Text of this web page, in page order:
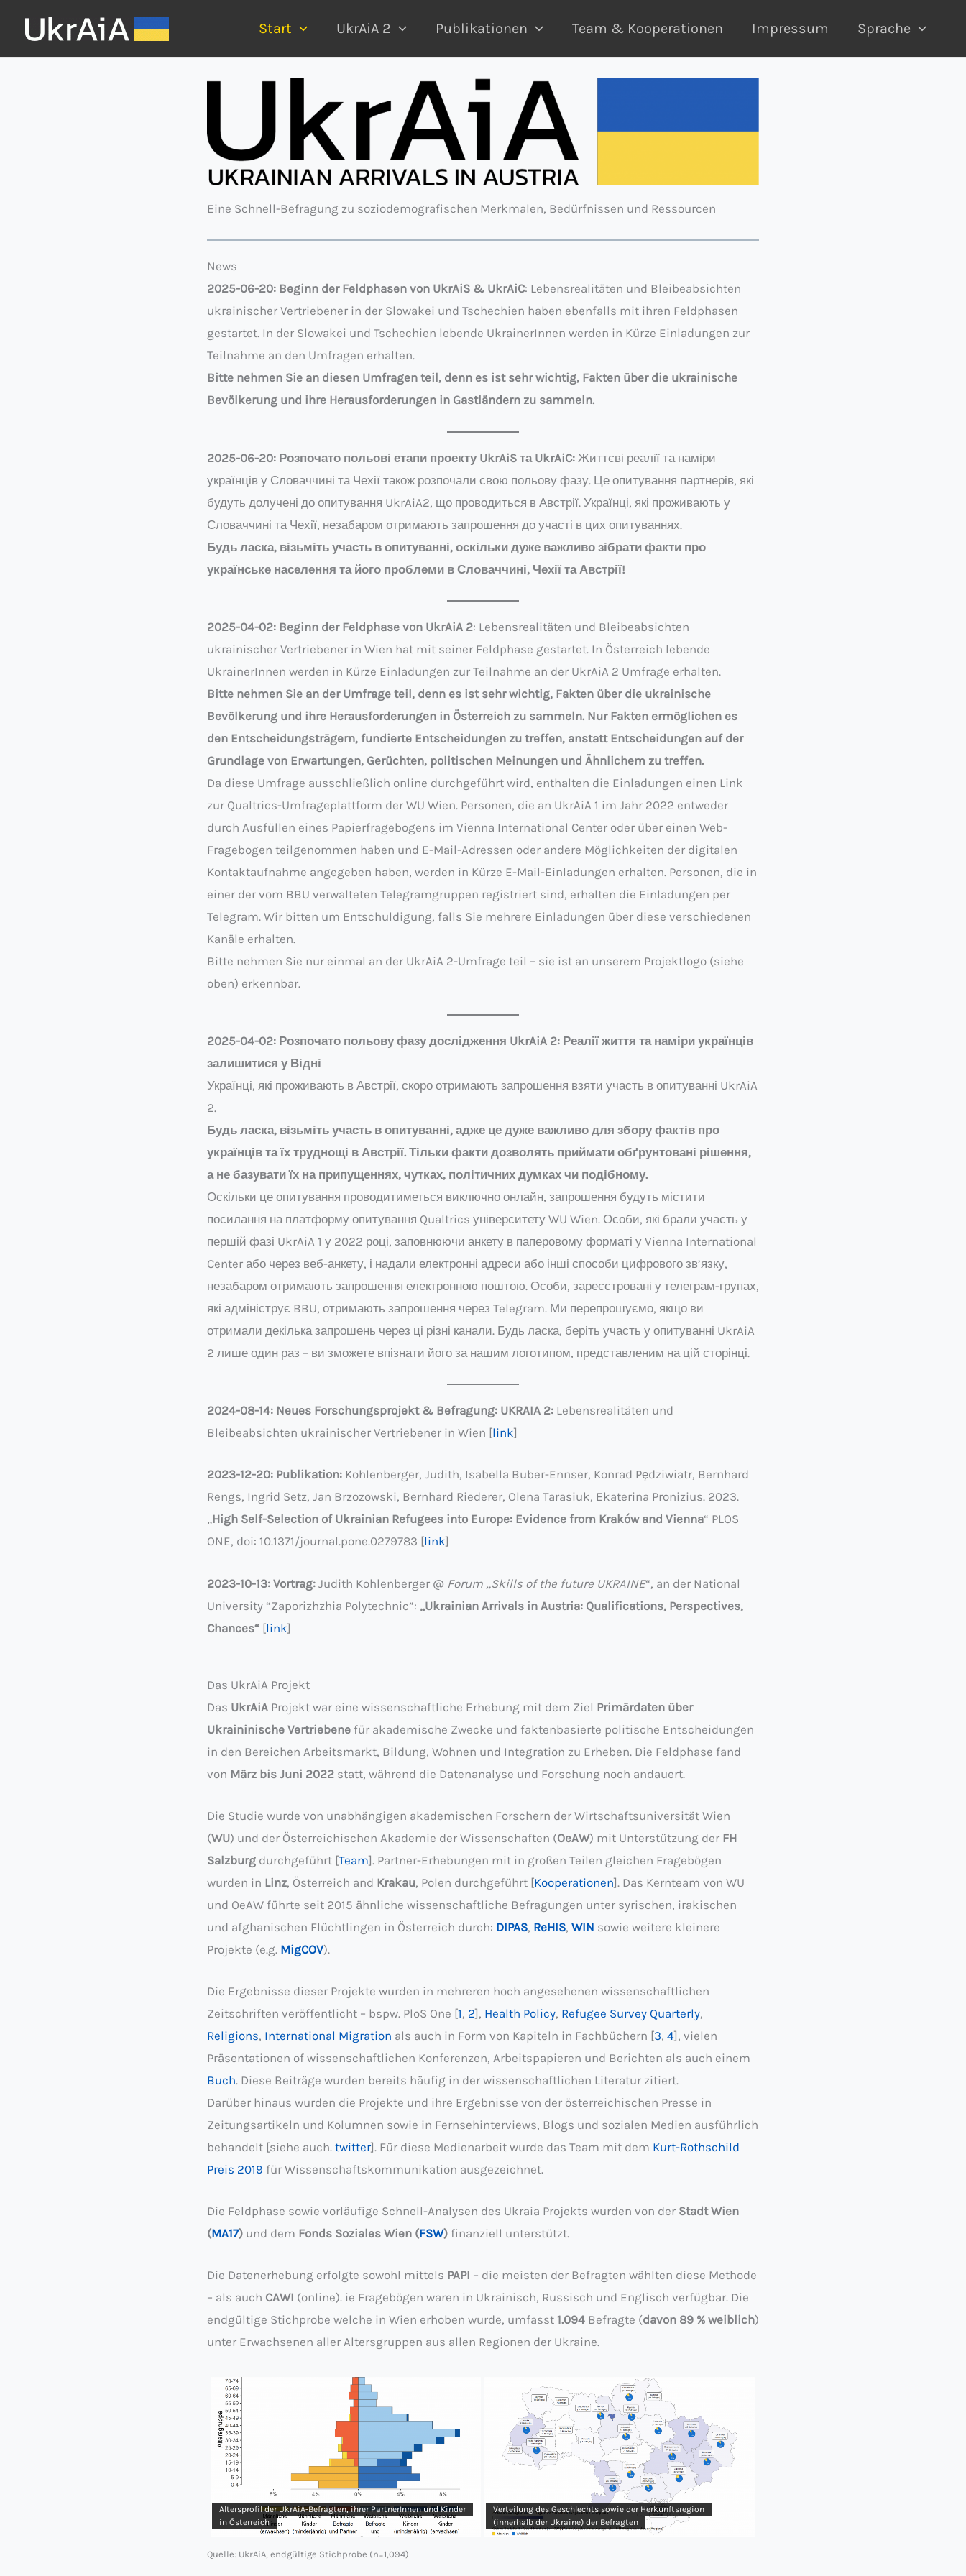
content
Start UkrAiA 2 Publikationen Team & Kooperationen Impressum Sprache
Eine Schnell-Befragung zu soziodemografischen Merkmalen, Bedürfnissen und Ressourcen
News
2025-06-20: Beginn der Feldphasen von UkrAiS & UkrAiC: Lebensrealitäten und Bleibeabsichten
ukrainischer Vertriebener in der Slowakei und Tschechien haben ebenfalls mit ihren Feldphasen
gestartet. In der Slowakei und Tschechien lebende UkrainerInnen werden in Kürze Einladungen zur
Teilnahme an den Umfragen erhalten.
Bitte nehmen Sie an diesen Umfragen teil, denn es ist sehr wichtig, Fakten über die ukrainische
Bevölkerung und ihre Herausforderungen in Gastländern zu sammeln.
2025-06-20: Розпочато польові етапи проекту UkrAiS та UkrAiC: Життєві реалії та наміри
українців у Словаччині та Чехії також розпочали свою польову фазу. Це опитування партнерів, які
будуть долучені до опитування UkrAiA2, що проводиться в Австрії. Українці, які проживають у
Словаччині та Чехії, незабаром отримають запрошення до участі в цих опитуваннях.
Будь ласка, візьміть участь в опитуванні, оскільки дуже важливо зібрати факти про
українське населення та його проблеми в Словаччині, Чехії та Австрії!
2025-04-02: Beginn der Feldphase von UkrAiA 2: Lebensrealitäten und Bleibeabsichten
ukrainischer Vertriebener in Wien hat mit seiner Feldphase gestartet. In Österreich lebende
UkrainerInnen werden in Kürze Einladungen zur Teilnahme an der UkrAiA 2 Umfrage erhalten.
Bitte nehmen Sie an der Umfrage teil, denn es ist sehr wichtig, Fakten über die ukrainische
Bevölkerung und ihre Herausforderungen in Österreich zu sammeln. Nur Fakten ermöglichen es
den Entscheidungsträgern, fundierte Entscheidungen zu treffen, anstatt Entscheidungen auf der
Grundlage von Erwartungen, Gerüchten, politischen Meinungen und Ähnlichem zu treffen.
Da diese Umfrage ausschließlich online durchgeführt wird, enthalten die Einladungen einen Link
zur Qualtrics-Umfrageplattform der WU Wien. Personen, die an UkrAiA 1 im Jahr 2022 entweder
durch Ausfüllen eines Papierfragebogens im Vienna International Center oder über einen Web-
Fragebogen teilgenommen haben und E-Mail-Adressen oder andere Möglichkeiten der digitalen
Kontaktaufnahme angegeben haben, werden in Kürze E-Mail-Einladungen erhalten. Personen, die in
einer der vom BBU verwalteten Telegramgruppen registriert sind, erhalten die Einladungen per
Telegram. Wir bitten um Entschuldigung, falls Sie mehrere Einladungen über diese verschiedenen
Kanäle erhalten.
Bitte nehmen Sie nur einmal an der UkrAiA 2-Umfrage teil – sie ist an unserem Projektlogo (siehe
oben) erkennbar.
2025-04-02: Розпочато польову фазу дослідження UkrAiA 2: Реалії життя та наміри українців
залишитися у Відні
Українці, які проживають в Австрії, скоро отримають запрошення взяти участь в опитуванні UkrAiA
2.
Будь ласка, візьміть участь в опитуванні, адже це дуже важливо для збору фактів про
українців та їх труднощі в Австрії. Тільки факти дозволять приймати обґрунтовані рішення,
а не базувати їх на припущеннях, чутках, політичних думках чи подібному.
Оскільки це опитування проводитиметься виключно онлайн, запрошення будуть містити
посилання на платформу опитування Qualtrics університету WU Wien. Особи, які брали участь у
першій фазі UkrAiA 1 у 2022 році, заповнюючи анкету в паперовому форматі у Vienna International
Center або через веб-анкету, і надали електронні адреси або інші способи цифрового зв’язку,
незабаром отримають запрошення електронною поштою. Особи, зареєстровані у телеграм-групах,
які адмініструє BBU, отримають запрошення через Telegram. Ми перепрошуємо, якщо ви
отримали декілька запрошень через ці різні канали. Будь ласка, беріть участь у опитуванні UkrAiA
2 лише один раз – ви зможете впізнати його за нашим логотипом, представленим на цій сторінці.
2024-08-14: Neues Forschungsprojekt & Befragung: UKRAIA 2: Lebensrealitäten und
Bleibeabsichten ukrainischer Vertriebener in Wien [link]
2023-12-20: Publikation: Kohlenberger, Judith, Isabella Buber-Ennser, Konrad Pędziwiatr, Bernhard
Rengs, Ingrid Setz, Jan Brzozowski, Bernhard Riederer, Olena Tarasiuk, Ekaterina Pronizius. 2023.
„High Self-Selection of Ukrainian Refugees into Europe: Evidence from Kraków and Vienna“ PLOS
ONE, doi: 10.1371/journal.pone.0279783 [link]
2023-10-13: Vortrag: Judith Kohlenberger @ Forum „Skills of the future UKRAINE“, an der National
University “Zaporizhzhia Polytechnic”: „Ukrainian Arrivals in Austria: Qualifications, Perspectives,
Chances“ [link]
Das UkrAiA Projekt
Das UkrAiA Projekt war eine wissenschaftliche Erhebung mit dem Ziel Primärdaten über
Ukraininische Vertriebene für akademische Zwecke und faktenbasierte politische Entscheidungen
in den Bereichen Arbeitsmarkt, Bildung, Wohnen und Integration zu Erheben. Die Feldphase fand
von März bis Juni 2022 statt, während die Datenanalyse und Forschung noch andauert.
Die Studie wurde von unabhängigen akademischen Forschern der Wirtschaftsuniversität Wien
(WU) und der Österreichischen Akademie der Wissenschaften (OeAW) mit Unterstützung der FH
Salzburg durchgeführt [Team]. Partner-Erhebungen mit in großen Teilen gleichen Fragebögen
wurden in Linz, Österreich and Krakau, Polen durchgeführt [Kooperationen]. Das Kernteam von WU
und OeAW führte seit 2015 ähnliche wissenschaftliche Befragungen unter syrischen, irakischen
und afghanischen Flüchtlingen in Österreich durch: DIPAS, ReHIS, WIN sowie weitere kleinere
Projekte (e.g. MigCOV).
Die Ergebnisse dieser Projekte wurden in mehreren hoch angesehenen wissenschaftlichen
Zeitschriften veröffentlicht – bspw. PloS One [1, 2], Health Policy, Refugee Survey Quarterly,
Religions, International Migration als auch in Form von Kapiteln in Fachbüchern [3, 4], vielen
Präsentationen of wissenschaftlichen Konferenzen, Arbeitspapieren und Berichten als auch einem
Buch. Diese Beiträge wurden bereits häufig in der wissenschaftlichen Literatur zitiert.
Darüber hinaus wurden die Projekte und ihre Ergebnisse von der österreichischen Presse in
Zeitungsartikeln und Kolumnen sowie in Fernsehinterviews, Blogs und sozialen Medien ausführlich
behandelt [siehe auch. twitter]. Für diese Medienarbeit wurde das Team mit dem Kurt-Rothschild
Preis 2019 für Wissenschaftskommunikation ausgezeichnet.
Die Feldphase sowie vorläufige Schnell-Analysen des Ukraia Projekts wurden von der Stadt Wien
(MA17) und dem Fonds Soziales Wien (FSW) finanziell unterstützt.
Die Datenerhebung erfolgte sowohl mittels PAPI – die meisten der Befragten wählten diese Methode
– als auch CAWI (online). ie Fragebögen waren in Ukrainisch, Russisch und Englisch verfügbar. Die
endgültige Stichprobe welche in Wien erhoben wurde, umfasst 1.094 Befragte (davon 89 % weiblich)
unter Erwachsenen aller Altersgruppen aus allen Regionen der Ukraine.
Altersprofil der UkrAiA-Befragten, ihrer PartnerInnen und Kinder
in Österreich
Verteilung des Geschlechts sowie der Herkunftsregion
(innerhalb der Ukraine) der Befragten
Quelle: UkrAiA, endgültige Stichprobe (n=1,094)